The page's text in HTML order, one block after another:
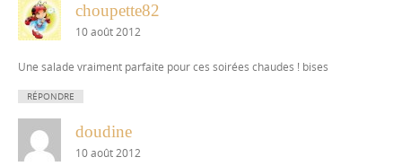
choupette82
10 août 2012
Une salade vraiment parfaite pour ces soirées chaudes ! bises
RÉPONDRE
doudine
10 août 2012